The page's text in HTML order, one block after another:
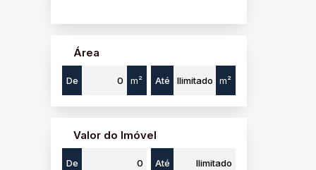
Jardim São Thiago (1)
Jardim Satélite (2)
Jardim Sol Nascente (1)
Jardim Vila Rica (1)
Parque Alvorada (2)
Área
De m² Até m²
Valor do Imóvel
De Até